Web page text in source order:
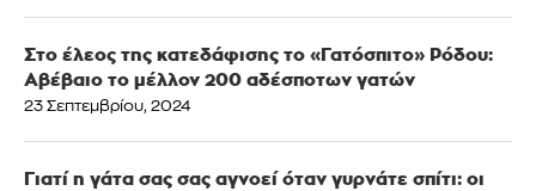
Στο έλεος της κατεδάφισης το «Γατόσπιτο» Ρόδου:
Αβέβαιο το μέλλον 200 αδέσποτων γατών
23 Σεπτεμβρίου, 2024
Γιατί η γάτα σας σας αγνοεί όταν γυρνάτε σπίτι: οι